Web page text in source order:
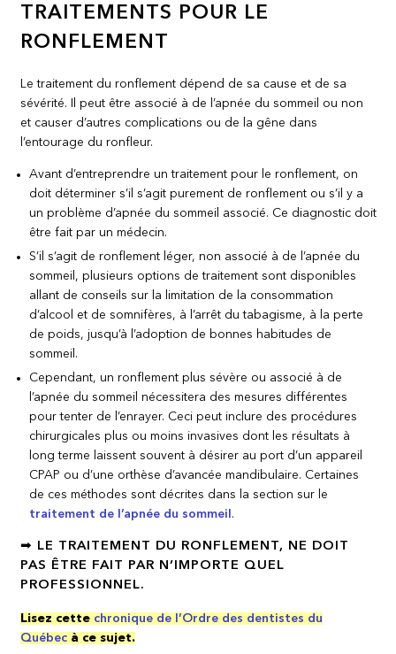
TRAITEMENTS POUR LE
RONFLEMENT
Le traitement du ronflement dépend de sa cause et de sa
sévérité. Il peut être associé à de l’apnée du sommeil ou non
et causer d’autres complications ou de la gêne dans
l’entourage du ronfleur.
Avant d’entreprendre un traitement pour le ronflement, on
doit déterminer s’il s’agit purement de ronflement ou s’il y a
un problème d’apnée du sommeil associé. Ce diagnostic doit
être fait par un médecin.
S’il s’agit de ronflement léger, non associé à de l’apnée du
sommeil, plusieurs options de traitement sont disponibles
allant de conseils sur la limitation de la consommation
d’alcool et de somnifères, à l’arrêt du tabagisme, à la perte
de poids, jusqu’à l’adoption de bonnes habitudes de
sommeil.
Cependant, un ronflement plus sévère ou associé à de
l’apnée du sommeil nécessitera des mesures différentes
pour tenter de l’enrayer. Ceci peut inclure des procédures
chirurgicales plus ou moins invasives dont les résultats à
long terme laissent souvent à désirer au port d’un appareil
CPAP ou d’une orthèse d’avancée mandibulaire. Certaines
de ces méthodes sont décrites dans la section sur le
traitement de l’apnée du sommeil .
➡ LE TRAITEMENT DU RONFLEMENT, NE DOIT
PAS ÊTRE FAIT PAR N’IMPORTE QUEL
PROFESSIONNEL.
Lisez cette chronique de l’Ordre des dentistes du
Québec à ce sujet.